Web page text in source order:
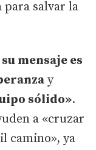
para salvar la
su mensaje es
y
sólido».
a «cruzar
camino», ya